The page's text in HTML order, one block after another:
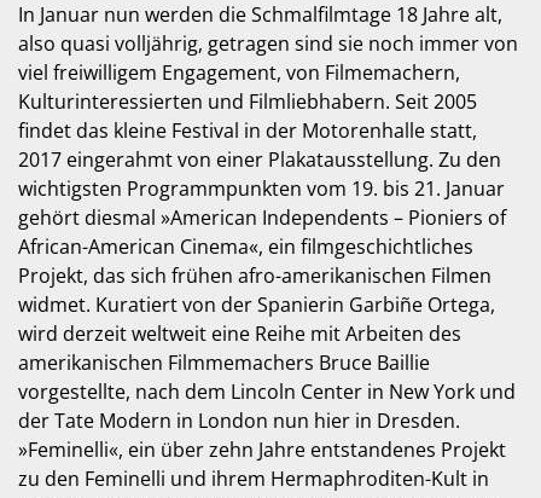
In Januar nun werden die Schmalfilmtage 18 Jahre alt,
also quasi volljährig, getragen sind sie noch immer von
viel freiwilligem Engagement, von Filmemachern,
Kulturinteressierten und Filmliebhabern. Seit 2005
findet das kleine Festival in der Motorenhalle statt,
2017 eingerahmt von einer Plakatausstellung. Zu den
wichtigsten Programmpunkten vom 19. bis 21. Januar
gehört diesmal »American Independents – Pioniers of
African-American Cinema«, ein filmgeschichtliches
Projekt, das sich frühen afro-amerikanischen Filmen
widmet. Kuratiert von der Spanierin Garbiñe Ortega,
wird derzeit weltweit eine Reihe mit Arbeiten des
amerikanischen Filmmemachers Bruce Baillie
vorgestellte, nach dem Lincoln Center in New York und
der Tate Modern in London nun hier in Dresden.
»Feminelli«, ein über zehn Jahre entstandenes Projekt
zu den Feminelli und ihrem Hermaphroditen-Kult in